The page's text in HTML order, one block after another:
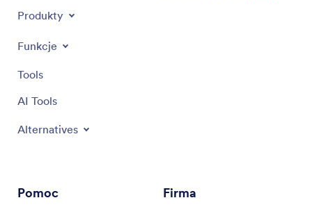
Produkty
Funkcje
Tools
AI Tools
Alternatives
Pomoc Firma